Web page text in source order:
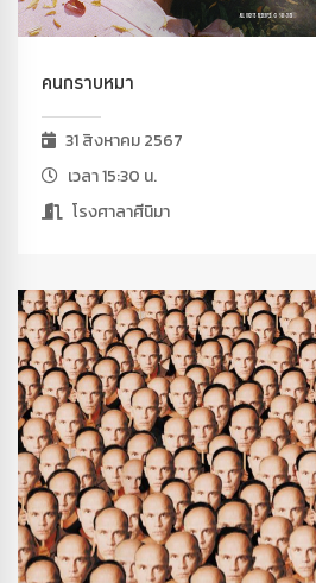
คนกราบหมา
31 สิงหาคม 2567
เวลา 15:30 น.
โรงศาลาศีนิมา